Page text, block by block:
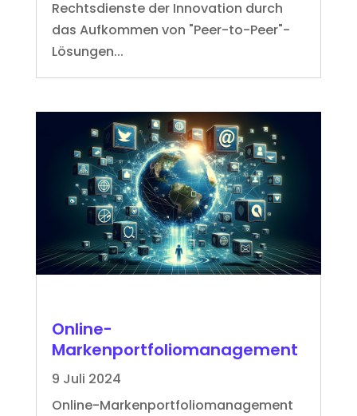
Rechtsdienste der Innovation durch
das Aufkommen von "Peer-to-Peer"-
Lösungen...
Online-
Markenportfoliomanagement
9 Juli 2024
Online-Markenportfoliomanagement